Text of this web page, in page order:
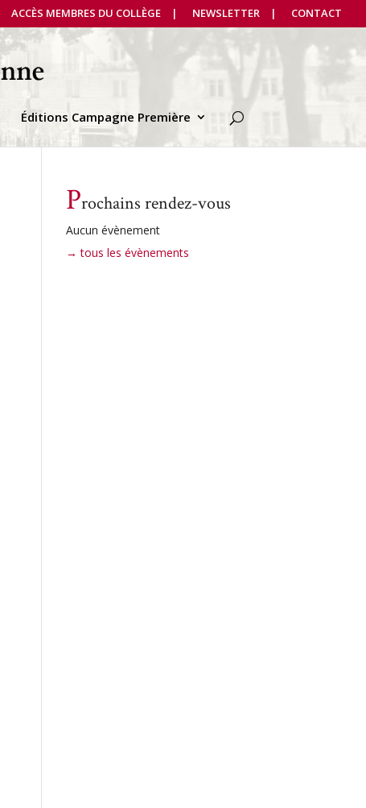
ACCÈS MEMBRES DU COLLÈGE NEWSLETTER CONTACT
Éditions Campagne Première
Prochains rendez-vous
Aucun évènement
→ tous les évènements